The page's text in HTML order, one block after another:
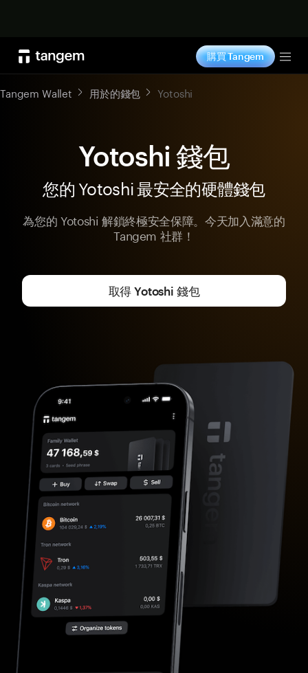
購買 Tangem
Tangem Wallet 用於的錢包 Yotoshi
Yotoshi 錢包
您的 Yotoshi 最安全的硬體錢包
為您的 Yotoshi 解鎖終極安全保障。今天加入滿意的
Tangem 社群！
取得 Yotoshi 錢包